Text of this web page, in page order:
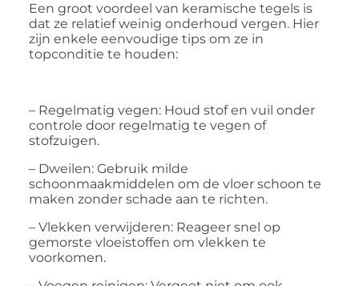
Een groot voordeel van keramische tegels is
dat ze relatief weinig onderhoud vergen. Hier
zijn enkele eenvoudige tips om ze in
topconditie te houden:
– Regelmatig vegen: Houd stof en vuil onder
controle door regelmatig te vegen of
stofzuigen.
– Dweilen: Gebruik milde
schoonmaakmiddelen om de vloer schoon te
maken zonder schade aan te richten.
– Vlekken verwijderen: Reageer snel op
gemorste vloeistoffen om vlekken te
voorkomen.